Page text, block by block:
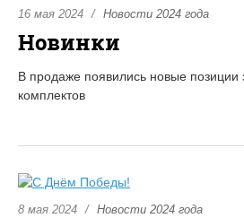
16 мая 2024 Новости 2024 года
Новинки
В продаже появились новые позиции
комплектов
8 мая 2024 Новости 2024 года